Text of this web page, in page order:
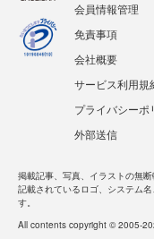
会員情報管理
免責事項
会社概要
サービス利用規
プライバシーポ
外部送信
掲載記事、写真、イラストの無断
記載されているロゴ、システム
す。
All contents copyright © 2005-